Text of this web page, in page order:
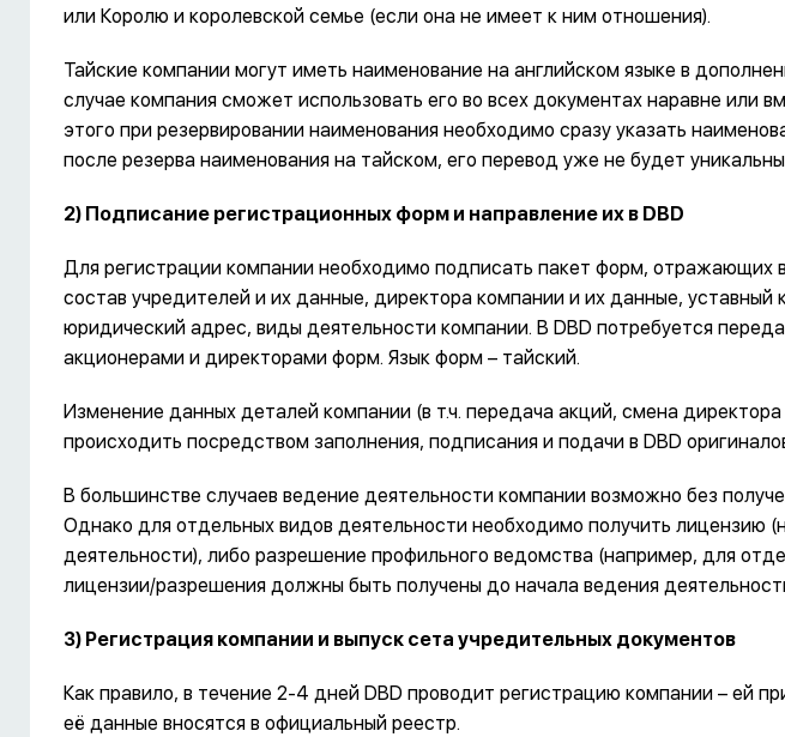
или Королю и королевской семье (если она не имеет к ним отношения).
Тайские компании могут иметь наименование на английском языке в
случае компания сможет использовать его во всех документах наравне или
этого при резервировании наименования необходимо сразу указать
после резерва наименования на тайском, его перевод уже не будет
2) Подписание регистрационных форм и направление их в DBD
Для регистрации компании необходимо подписать пакет форм, отражающих
состав учредителей и их данные, директора компании и их данные, уставный
юридический адрес, виды деятельности компании. В DBD потребуется
акционерами и директорами форм. Язык форм – тайский.
Изменение данных деталей компании (в т.ч. передача акций, смена
происходить посредством заполнения, подписания и подачи в DBD
В большинстве случаев ведение деятельности компании возможно без
Однако для отдельных видов деятельности необходимо получить лицензию
деятельности), либо разрешение профильного ведомства (например, для
лицензии/разрешения должны быть получены до начала ведения
3) Регистрация компании и выпуск сета учредительных документов
Как правило, в течение 2-4 дней DBD проводит регистрацию компании – ей
её данные вносятся в официальный реестр.